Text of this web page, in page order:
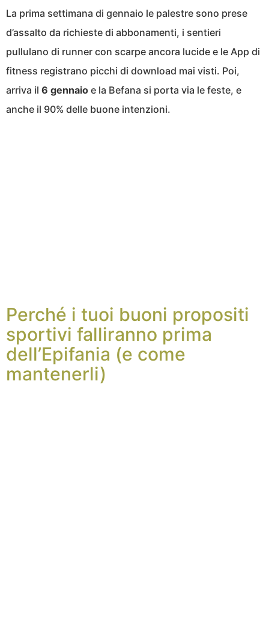
La prima settimana di gennaio le palestre sono prese
d’assalto da richieste di abbonamenti, i sentieri
pullulano di runner con scarpe ancora lucide e le App di
fitness registrano picchi di download mai visti. Poi,
arriva il 6 gennaio e la Befana si porta via le feste, e
anche il 90% delle buone intenzioni.
Perché i tuoi buoni propositi
sportivi falliranno prima
dell’Epifania (e come
mantenerli)